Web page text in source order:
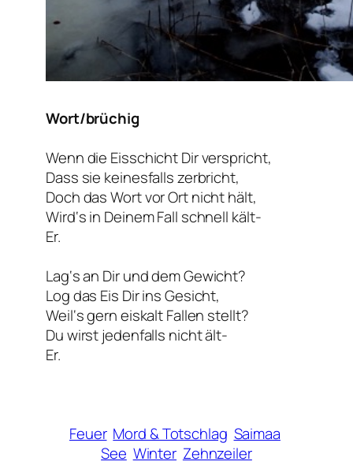
Wort/brüchig
Wenn die Eisschicht Dir verspricht,
Dass sie keinesfalls zerbricht,
Doch das Wort vor Ort nicht hält,
Wird‘s in Deinem Fall schnell kält-
Er.
Lag‘s an Dir und dem Gewicht?
Log das Eis Dir ins Gesicht,
Weil‘s gern eiskalt Fallen stellt?
Du wirst jedenfalls nicht ält-
Er.
Feuer Mord & Totschlag Saimaa
See Winter Zehnzeiler